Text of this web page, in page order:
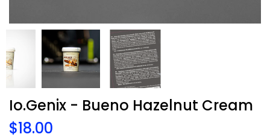
Io.Genix - Bueno Hazelnut Cream
$18.00